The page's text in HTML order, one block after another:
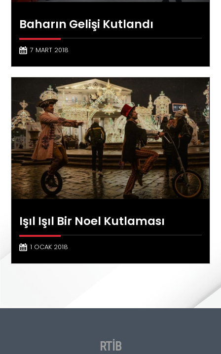
Baharın Gelişi Kutlandı
7 MART 2018
Işıl Işıl Bir Noel Kutlaması
1 OCAK 2018
RTİB